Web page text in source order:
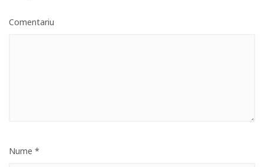
Comentariu
Nume *